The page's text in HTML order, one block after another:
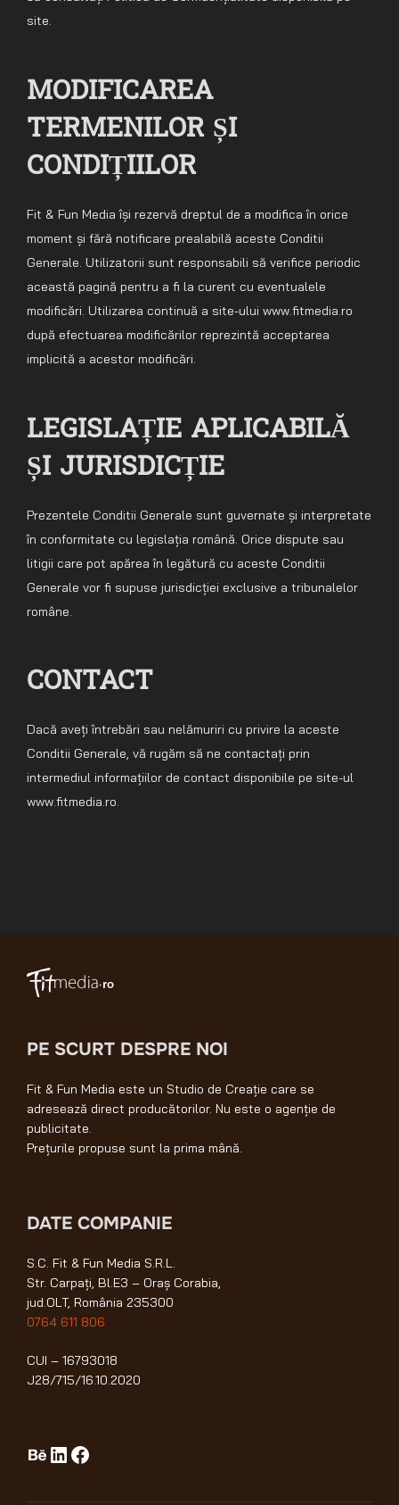
site.
MODIFICAREA
TERMENILOR ȘI
CONDIȚIILOR
Fit & Fun Media își rezervă dreptul de a modifica în orice
moment și fără notificare prealabilă aceste Conditii
Generale. Utilizatorii sunt responsabili să verifice periodic
această pagină pentru a fi la curent cu eventualele
modificări. Utilizarea continuă a site-ului www.fitmedia.ro
după efectuarea modificărilor reprezintă acceptarea
implicită a acestor modificări.
LEGISLAȚIE APLICABILĂ
ȘI JURISDICȚIE
Prezentele Conditii Generale sunt guvernate și interpretate
în conformitate cu legislația română. Orice dispute sau
litigii care pot apărea în legătură cu aceste Conditii
Generale vor fi supuse jurisdicției exclusive a tribunalelor
române.
CONTACT
Dacă aveți întrebări sau nelămuriri cu privire la aceste
Conditii Generale, vă rugăm să ne contactați prin
intermediul informațiilor de contact disponibile pe site-ul
www.fitmedia.ro.
PE SCURT DESPRE NOI
Fit & Fun Media este un Studio de Creație care se
adresează direct producătorilor. Nu este o agenție de
publicitate.
Prețurile propuse sunt la prima mână.
DATE COMPANIE
S.C. Fit & Fun Media S.R.L.
Str. Carpați, Bl.E3 – Oraș Corabia,
jud.OLT, România 235300
0764 611 806
CUI – 16793018
J28/715/16.10.2020
Behance
LinkedIn
Facebook